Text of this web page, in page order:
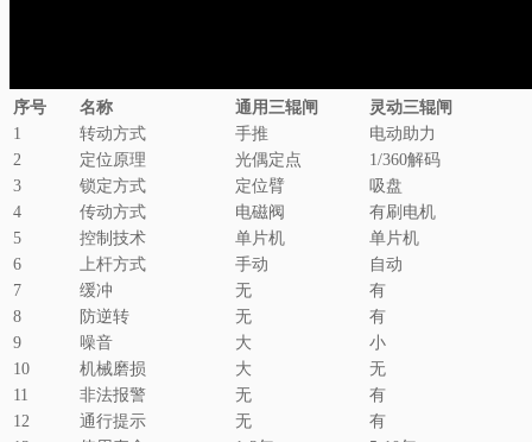
序号 名称 通用三辊闸
灵动三辊闸
1
转动方式 手推
电动助力
2
定位原理 光偶定点
1/360解码
3
锁定方式 定位臂
吸盘
4
传动方式 电磁阀
有刷电机
5
控制技术 单片机
单片机
6
上杆方式 手动
自动
7
缓冲 无
有
8
防逆转 无
有
9
噪音 大
小
10
机械磨损 大
无
11
非法报警 无
有
12
通行提示 无
有